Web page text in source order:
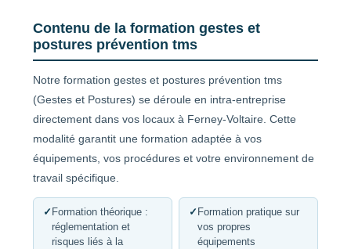
Contenu de la formation gestes et
postures prévention tms
Notre formation gestes et postures prévention tms
(Gestes et Postures) se déroule en intra-entreprise
directement dans vos locaux à Ferney-Voltaire. Cette
modalité garantit une formation adaptée à vos
équipements, vos procédures et votre environnement de
travail spécifique.
✓ Formation théorique :
réglementation et
risques liés à la
✓ Formation pratique sur
vos propres
équipements